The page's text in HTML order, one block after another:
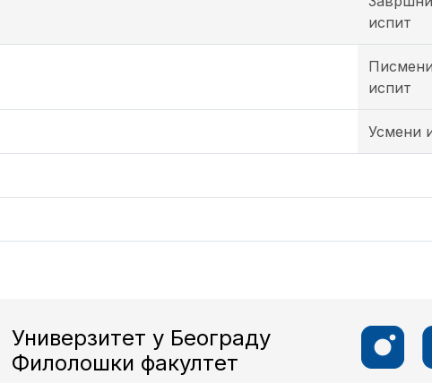
испит
Писмени
испит
Усмени
Универзитет у Београду
Филолошки факултет